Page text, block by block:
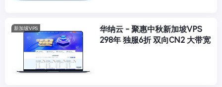
新加坡VPS
华纳云 - 聚惠中秋新加坡VPS
298年 独服6折 双向CN2 大带宽